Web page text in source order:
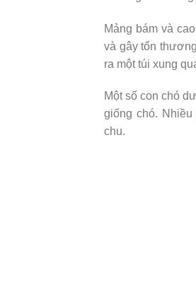
Mảng bám và
và gây tổn
ra một túi xung
Một số con chó
giống chó.
chu.